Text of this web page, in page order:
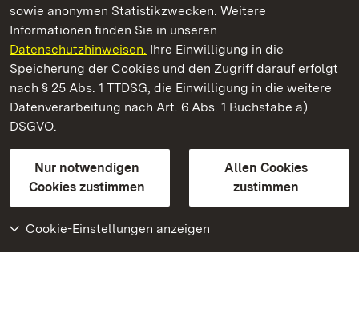
sowie anonymen Statistikzwecken. Weitere
Informationen finden Sie in unseren
Datenschutzhinweisen. Ihre Einwilligung in die
Speicherung der Cookies und den Zugriff darauf erfolgt
nach § 25 Abs. 1 TTDSG, die Einwilligung in die weitere
Datenverarbeitung nach Art. 6 Abs. 1 Buchstabe a)
DSGVO.
Nur notwendigen
Cookies zustimmen
Allen Cookies
zustimmen
Cookie-Einstellungen anzeigen
Kloster Maulbronn
Staatliche Schlösser und Gärten Baden-Württemberg
Kontakt
GebärdenspracheLeichte Sprache
Erklärung zur Barrierefreiheit
BITV-konform (geprüfte Seiten)
Weiteres